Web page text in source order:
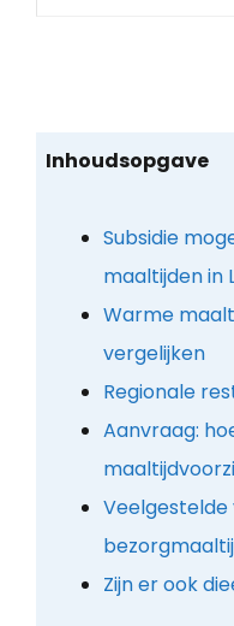
Inhoudsopgave
Subsidie
maaltijden in
Warme
vergelijken
Regionale
Aanvraag:
Zijn er ook